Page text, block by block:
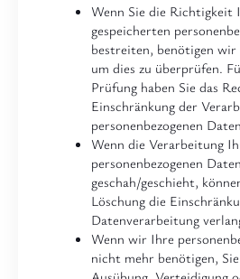
Wenn Sie die Richtigkeit
gespeicherten
bestreiten, benötigen
um dies zu überprüfen.
Prüfung haben Sie das
Einschränkung der
personenbezogenen
Wenn die Verarbeitung
personenbezogenen
geschah/geschieht,
Löschung die
Datenverarbeitung
Wenn wir Ihre
nicht mehr benötigen,